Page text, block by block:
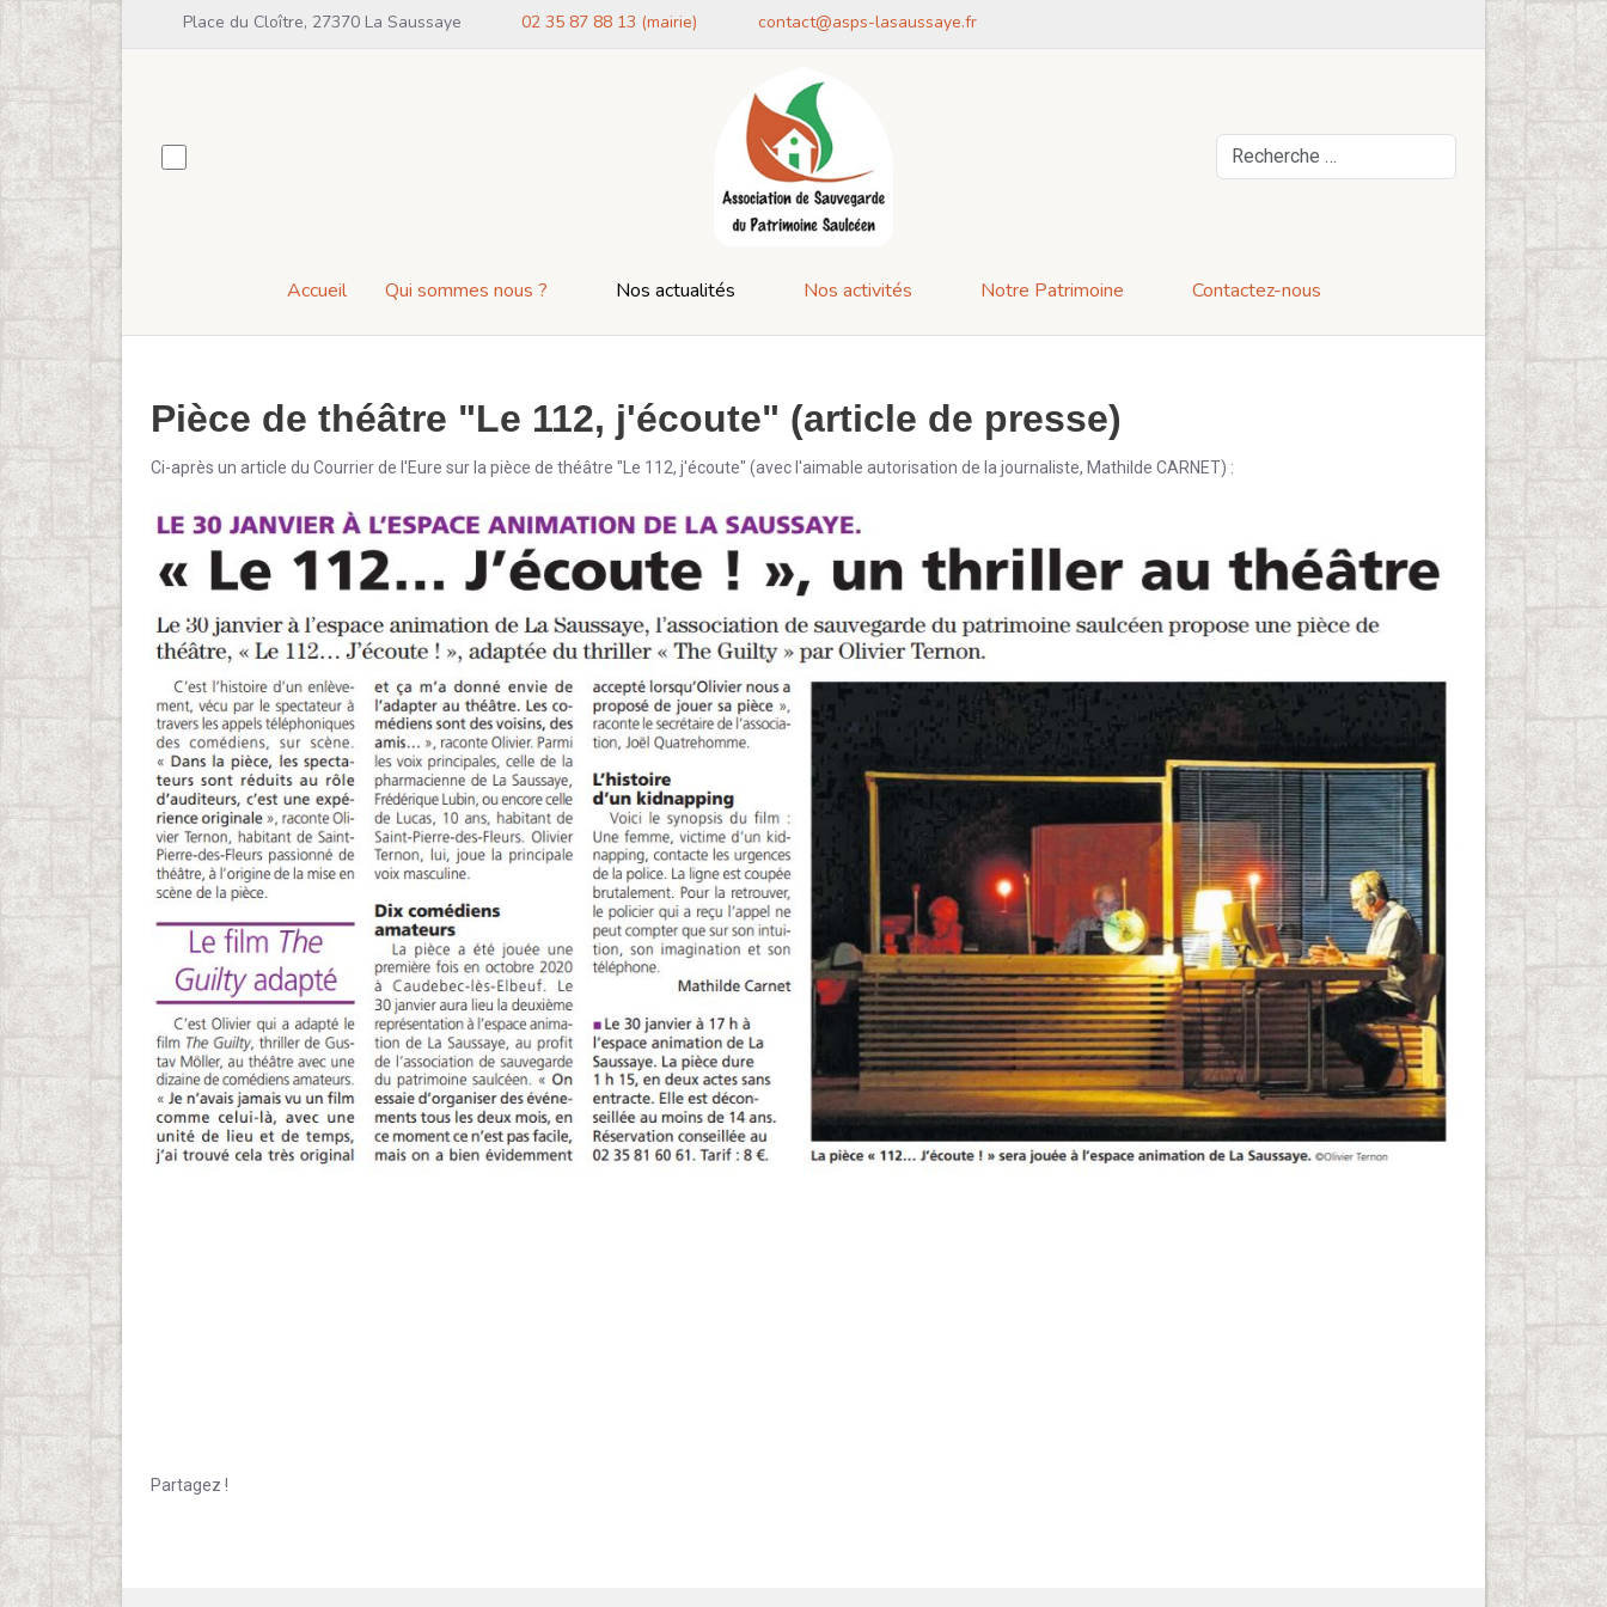
Place du Cloître, 27370 La Saussaye 02 35 87 88 13 (mairie) contact@asps-lasaussaye.fr
Rechercher
Accueil Qui sommes nous ? Nos actualités Nos activités Notre Patrimoine Contactez-nous
Pièce de théâtre "Le 112, j'écoute" (article de presse)
Ci-après un article du Courrier de l'Eure sur la pièce de théâtre "Le 112, j'écoute" (avec l'aimable autorisation de la journaliste, Mathilde CARNET) :
Partagez !